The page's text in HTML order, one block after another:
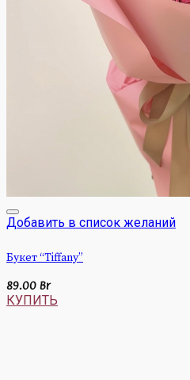
Добавить в список желаний
Букет “Tiffany”
89.00 Br
КУПИТЬ